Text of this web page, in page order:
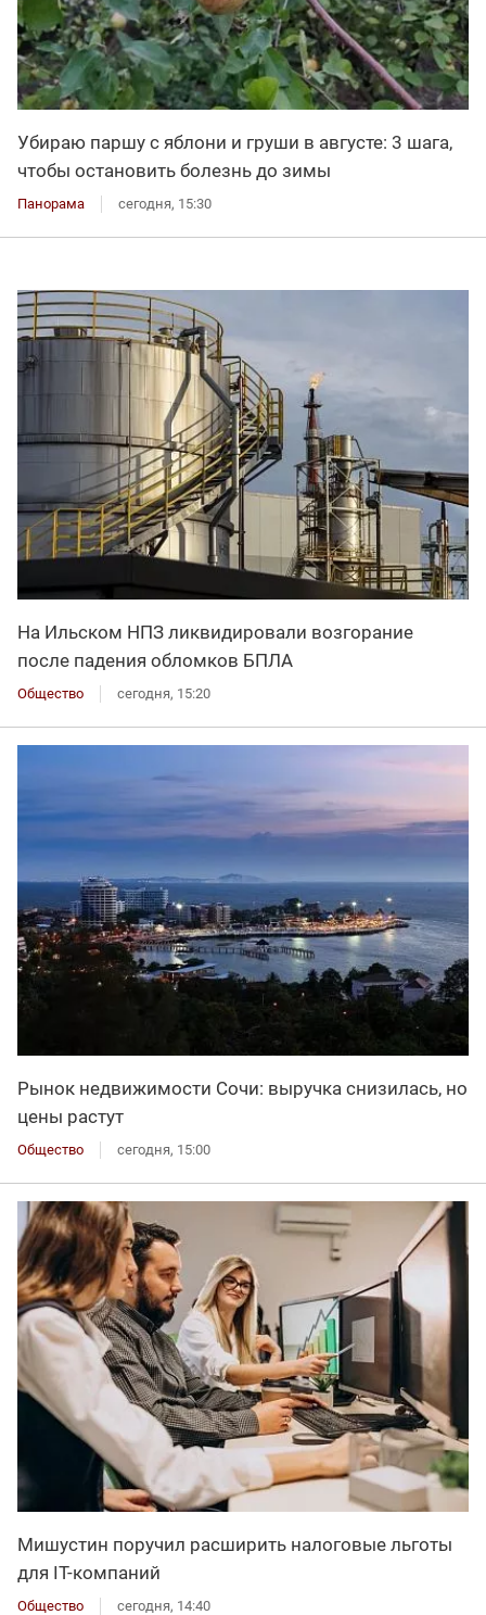
Убираю паршу с яблони и груши в августе: 3 шага,
чтобы остановить болезнь до зимы
Панорама сегодня, 15:30
На Ильском НПЗ ликвидировали возгорание
после падения обломков БПЛА
Общество сегодня, 15:20
Рынок недвижимости Сочи: выручка снизилась, но
цены растут
Общество сегодня, 15:00
Мишустин поручил расширить налоговые льготы
для IT-компаний
Общество сегодня, 14:40